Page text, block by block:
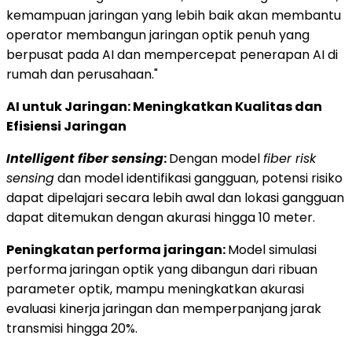
kemampuan jaringan yang lebih baik akan membantu
operator membangun jaringan optik penuh yang
berpusat pada AI dan mempercepat penerapan AI di
rumah dan perusahaan."
AI untuk Jaringan: Meningkatkan Kualitas dan
Efisiensi Jaringan
Intelligent fiber sensing:Dengan modelfiber risk
sensingdan model identifikasi gangguan, potensi risiko
dapat dipelajari secara lebih awal dan lokasi gangguan
dapat ditemukan dengan akurasi hingga 10 meter.
Peningkatan performa jaringan:Model simulasi
performa jaringan optik yang dibangun dari ribuan
parameter optik, mampu meningkatkan akurasi
evaluasi kinerja jaringan dan memperpanjang jarak
transmisi hingga 20%.